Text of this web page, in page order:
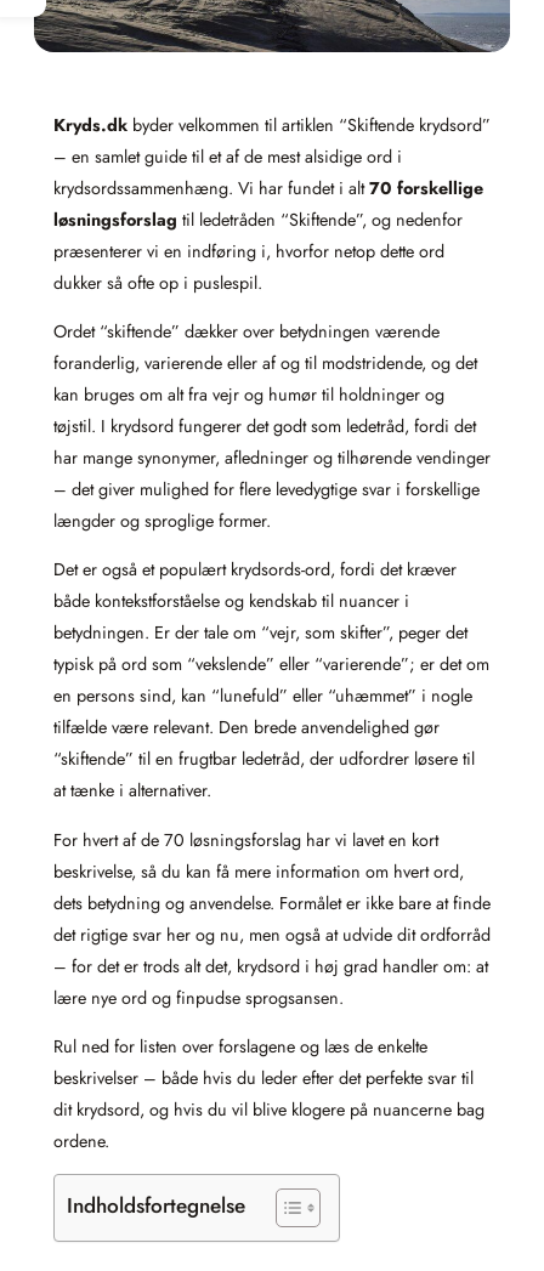
Kryds.dk byder velkommen til artiklen “Skiftende krydsord”
– en samlet guide til et af de mest alsidige ord i
krydsordssammenhæng. Vi har fundet i alt70 forskellige
løsningsforslag til ledetråden “Skiftende”, og nedenfor
præsenterer vi en indføring i, hvorfor netop dette ord
dukker så ofte op i puslespil.
Ordet “skiftende” dækker over betydningen værende
foranderlig, varierende eller af og til modstridende, og det
kan bruges om alt fra vejr og humør til holdninger og
tøjstil. I krydsord fungerer det godt som ledetråd, fordi det
har mange synonymer, afledninger og tilhørende vendinger
– det giver mulighed for flere levedygtige svar i forskellige
længder og sproglige former.
Det er også et populært krydsords-ord, fordi det kræver
både kontekstforståelse og kendskab til nuancer i
betydningen. Er der tale om “vejr, som skifter”, peger det
typisk på ord som “vekslende” eller “varierende”; er det om
en persons sind, kan “lunefuld” eller “uhæmmet” i nogle
tilfælde være relevant. Den brede anvendelighed gør
“skiftende” til en frugtbar ledetråd, der udfordrer løsere til
at tænke i alternativer.
For hvert af de 70 løsningsforslag har vi lavet en kort
beskrivelse, så du kan få mere information om hvert ord,
dets betydning og anvendelse. Formålet er ikke bare at finde
det rigtige svar her og nu, men også at udvide dit ordforråd
– for det er trods alt det, krydsord i høj grad handler om: at
lære nye ord og finpudse sprogsansen.
Rul ned for listen over forslagene og læs de enkelte
beskrivelser – både hvis du leder efter det perfekte svar til
dit krydsord, og hvis du vil blive klogere på nuancerne bag
ordene.
Indholdsfortegnelse